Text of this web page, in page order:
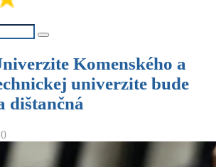
Search
Komenského a
univerzite bude
dištančná